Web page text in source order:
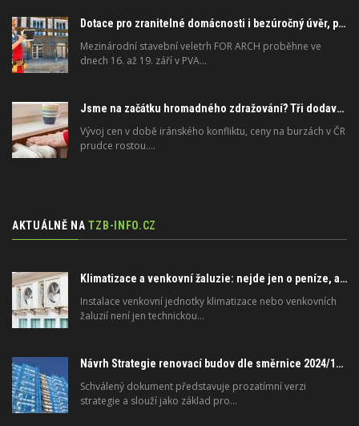
Dotace pro zranitelné domácnosti i bezúročný úvěr, poradenství na veletrhu FOR ARCH
Mezinárodní stavební veletrh FOR ARCH proběhne ve
dnech 16. až 19. září v PVA…
Jsme na začátku hromadného zdražování? Tři dodavatelé zvýšili ceny
Vývoj cen v době iránského konfliktu, ceny na burzách v ČR
prudce rostou.…
AKTUÁLNĚ NA TZB-INFO.CZ
Klimatizace a venkovní žaluzie: nejde jen o peníze, ale i o právo
Instalace venkovní jednotky klimatizace nebo venkovních
žaluzií není jen technickou…
Návrh Strategie renovací budov dle směrnice 2024/1275/EU o energetické náročnosti budov
Schválený dokument představuje prozatímní verzi
strategie a slouží jako základ pro…